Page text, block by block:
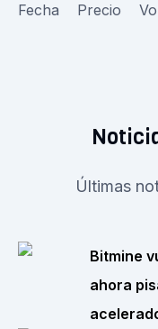
Fecha Precio
Últimas
Bitmine
ahora